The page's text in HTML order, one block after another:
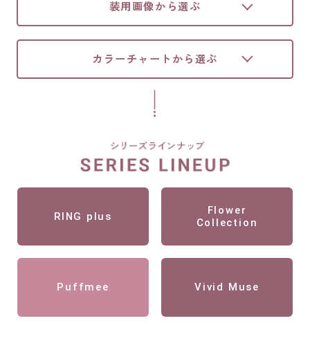
装用画像から選ぶ
カラーチャートから選ぶ
RING plus
Flower
Collection
Puffmee Vivid Muse